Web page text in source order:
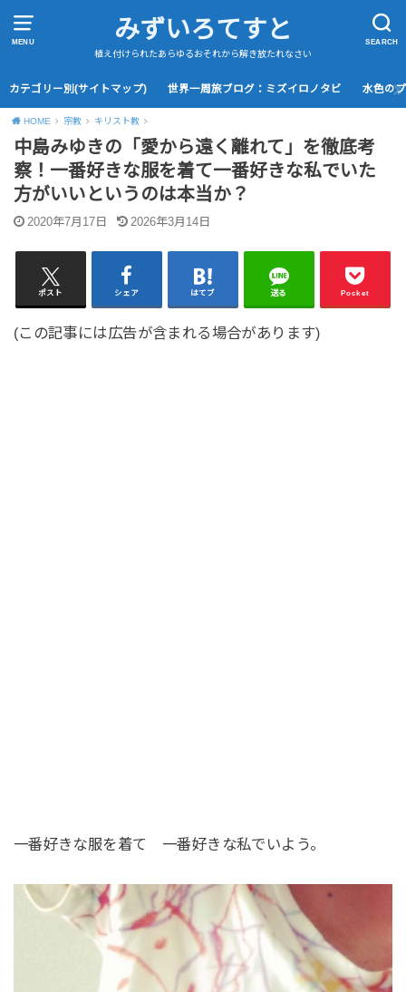
MENU SEARCH
みずいろてすと
植え付けられたあらゆるおそれから解き放たれなさい
カテゴリー別(サイトマップ) 世界一周旅ブログ：ミズイロノタビ 水色の
HOME 宗教 キリスト教
中島みゆきの「愛から遠く離れて」を徹底考
察！一番好きな服を着て一番好きな私でいた
方がいいというのは本当か？
2020年7月17日 2026年3月14日
ポスト シェア はてブ 送る Pocket
(この記事には広告が含まれる場合があります)
一番好きな服を着て 一番好きな私でいよう。